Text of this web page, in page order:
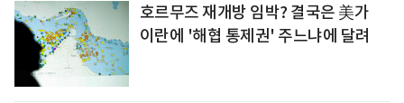
호르무즈 재개방 임박? 결국은 美가
이란에 '해협 통제권' 주느냐에 달려